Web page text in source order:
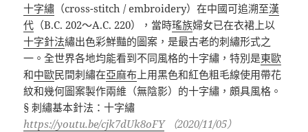
十字繡 （cross-stitch / embroidery）在中國可追溯至漢
代 （B.C. 202～A.C. 220），當時瑤族婦女已在衣裙上以
十字針法繡出色彩鮮豔的圖案，是最古老的刺繡形式之
一。全世界各地均能看到不同風格的十字繡，特別是東歐
和中歐民間刺繡在亞麻布 上用黑色和紅色粗毛線使用帶花
紋和幾何圖案製作兩維（無陰影）的十字繡，頗具風格。
§ 刺繡基本針法：十字繡
https://youtu.be/cjk7dUk8oFY（2020/11/05）